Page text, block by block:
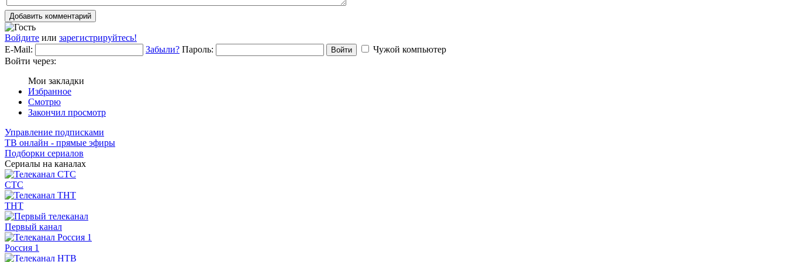
Добавить комментарий
Войдите или зарегистрируйтесь!
E-Mail:
Забыли? Пароль: Войти
Чужой компьютер
Войти через:
Мои закладки
Избранное
Смотрю
Закончил просмотр
Управление подписками
ТВ онлайн - прямые эфиры
Подборки сериалов
Сериалы на каналах
СТС
ТНТ
Первый канал
Россия 1